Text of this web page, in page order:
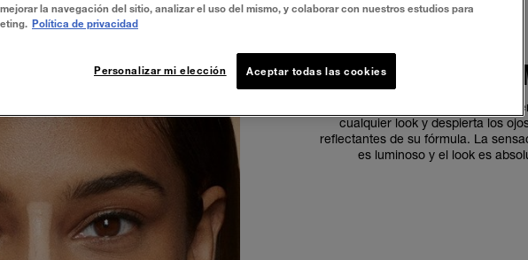
ILUMINA
Un corrector de maquillaje con
cualquier look y despierta los
reflectantes de su fórmula. La
es luminoso y el look es
la navegación del sitio, analizar el uso del mismo, y colaborar con nuestros estudios para
Política de privacidad
Aceptar todas las cookies
Personalizar mi elección